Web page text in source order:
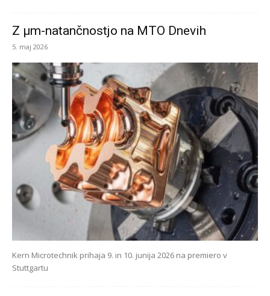
Z µm-natančnostjo na MTO Dnevih
5. maj 2026
Kern Microtechnik prihaja 9. in 10. junija 2026 na premiero v
Stuttgartu